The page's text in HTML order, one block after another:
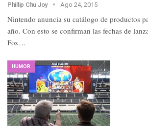
Phillip Chu Joy Ago 24, 2015
Nintendo anuncia su catálogo de productos
año. Con esto se confirman las fechas de
Fox…
HUMOR